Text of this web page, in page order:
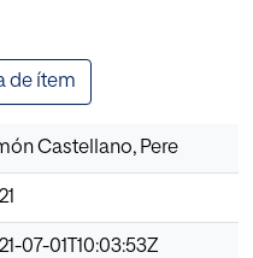
de ítem
Castellano, Pere
07-01T10:03:53Z